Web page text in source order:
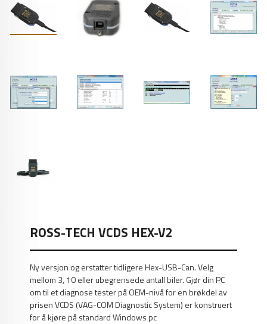
ROSS-TECH VCDS HEX-V2
Ny versjon og erstatter tidligere Hex-USB-Can. Velg
mellom 3, 10 eller ubegrensede antall biler. Gjør din PC
om til et diagnose tester på OEM-nivå for en brøkdel av
prisen VCDS (VAG-COM Diagnostic System) er konstruert
for å kjøre på standard Windows pc